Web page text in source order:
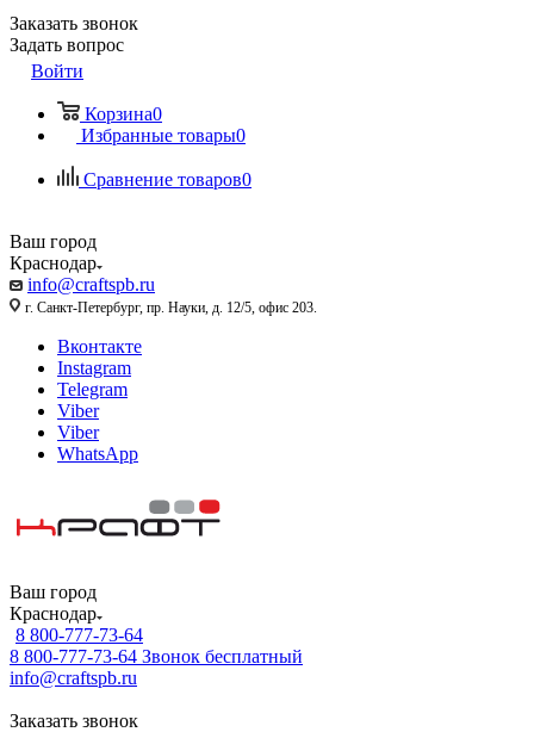
Заказать звонок
Задать вопрос
Войти
Корзина0
Избранные товары0
Сравнение товаров0
Ваш город
Краснодар
info@craftspb.ru
г. Санкт-Петербург, пр. Науки, д. 12/5, офис 203.
Вконтакте
Instagram
Telegram
Viber
Viber
WhatsApp
Ваш город
Краснодар
8 800-777-73-64
8 800-777-73-64 Звонок бесплатный
info@craftspb.ru
Заказать звонок